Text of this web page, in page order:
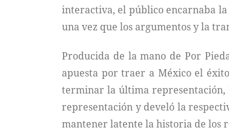
interactiva, el público encarnaba
una vez que los argumentos y la
Producida de la mano de Por
apuesta por traer a México el
terminar la última representación,
representación y develó la
mantener latente la historia de los